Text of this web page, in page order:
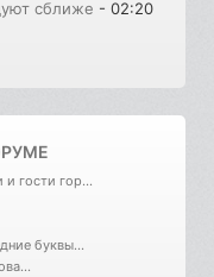
сближе - 02:20
гости гор...
буквы...